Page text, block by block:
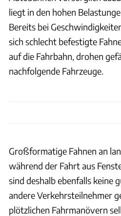
liegt in den hohen
Bereits bei
sich schlecht befestigte
auf die Fahrbahn, drohen
nachfolgende Fahrzeuge.
Großformatige Fahnen an
während der Fahrt aus
sind deshalb ebenfalls keine
andere Verkehrsteilnehmer
plötzlichen Fahrmanövern